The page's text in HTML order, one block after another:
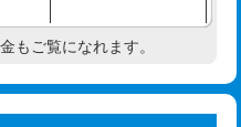
使
現地調査
もご覧になれます。